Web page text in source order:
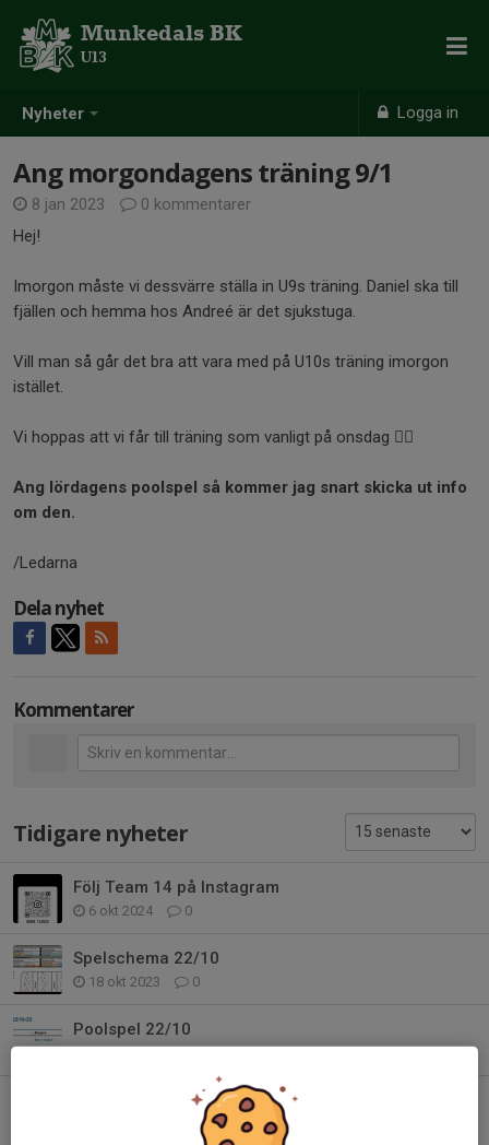
Nyheter Logga in
Munkedals BK
U13
Ang morgondagens träning 9/1
8 jan 2023
0 kommentarer
Hej!
Imorgon måste vi dessvärre ställa in U9s träning. Daniel ska till
fjällen och hemma hos Andreé är det sjukstuga.
Vill man så går det bra att vara med på U10s träning imorgon
istället.
Vi hoppas att vi får till träning som vanligt på onsdag ✊🏼
Ang lördagens poolspel så kommer jag snart skicka ut info
om den.
/Ledarna
Dela nyhet
Kommentarer
Tidigare nyheter
Följ Team 14 på Instagram
6 okt 2024 0
Spelschema 22/10
18 okt 2023 0
Poolspel 22/10
18 okt 2023 0
Poolspel Stenungsund 14e oktober